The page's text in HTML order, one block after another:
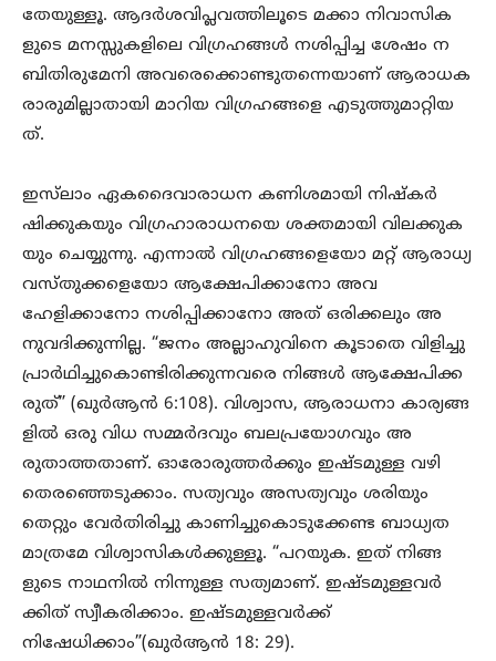
തേയുള്ളൂ. ആദർശവിപ്ലവത്തിലൂടെ മക്കാ നിവാസിക
ളുടെ മനസ്സുകളിലെ വിഗ്രഹങ്ങൾ നശിപ്പിച്ച ശേഷം ന
ബിതിരുമേനി അവരെക്കൊണ്ടുതന്നെയാണ് ആരാധക
രാരുമില്ലാതായി മാറിയ വിഗ്രഹങ്ങളെ എടുത്തുമാറ്റിയ
ത്.
ഇസ്‌ലാം ഏകദൈവാരാധന കണിശമായി നിഷ്കർ
ഷിക്കുകയും വിഗ്രഹാരാധനയെ ശക്തമായി വിലക്കുക
യും ചെയ്യുന്നു. എന്നാൽ വിഗ്രഹങ്ങളെയോ മറ്റ് ആരാധ്യ
വസ്തുക്കളെയോ ആക്ഷേപിക്കാനോ അവ
ഹേളിക്കാനോ നശിപ്പിക്കാനോ അത് ഒരിക്കലും അ
നുവദിക്കുന്നില്ല. “ജനം അല്ലാഹുവിനെ കൂടാതെ വിളിച്ചു
പ്രാർഥിച്ചുകൊണ്ടിരിക്കുന്നവരെ നിങ്ങൾ ആക്ഷേപിക്ക
രുത്” (ഖുർആൻ 6:108). വിശ്വാസ, ആരാധനാ കാര്യങ്ങ
ളിൽ ഒരു വിധ സമ്മർദവും ബലപ്രയോഗവും അ
രുതാത്തതാണ്. ഓരോരുത്തർക്കും ഇഷ്ടമുള്ള വഴി
തെരഞ്ഞെടുക്കാം. സത്യവും അസത്യവും ശരിയും
തെറ്റും വേർതിരിച്ചു കാണിച്ചുകൊടുക്കേണ്ട ബാധ്യത
മാത്രമേ വിശ്വാസികൾക്കുള്ളൂ. “പറയുക. ഇത് നിങ്ങ
ളുടെ നാഥനിൽ നിന്നുള്ള സത്യമാണ്. ഇഷ്ടമുള്ളവർ
ക്കിത് സ്വീകരിക്കാം. ഇഷ്ടമുള്ളവർക്ക്
നിഷേധിക്കാം”(ഖുർആൻ 18: 29).